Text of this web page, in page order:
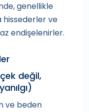
genellikle
hissederler ve
endişelenirler.
değil,
ve beden